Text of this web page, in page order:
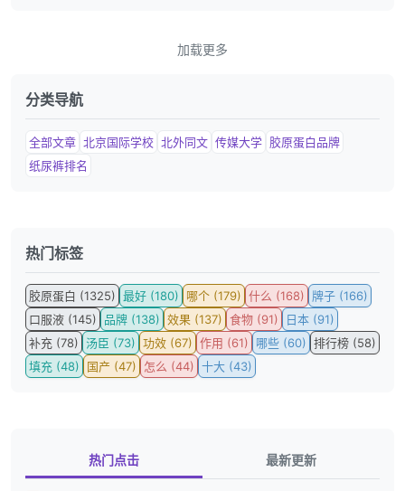
加载更多
分类导航
全部文章 北京国际学校 北外同文 传媒大学 胶原蛋白品牌
纸尿裤排名
热门标签
胶原蛋白 (1325) 最好 (180) 哪个 (179) 什么 (168)
牌子 (166)
口服液 (145)
品牌 (138) 效果 (137) 食物 (91)
日本 (91)
补充 (78)
汤臣 (73) 功效 (67) 作用 (61) 哪些 (60) 排行榜 (58)
填充 (48)
国产 (47) 怎么 (44) 十大 (43)
热门点击 最新更新